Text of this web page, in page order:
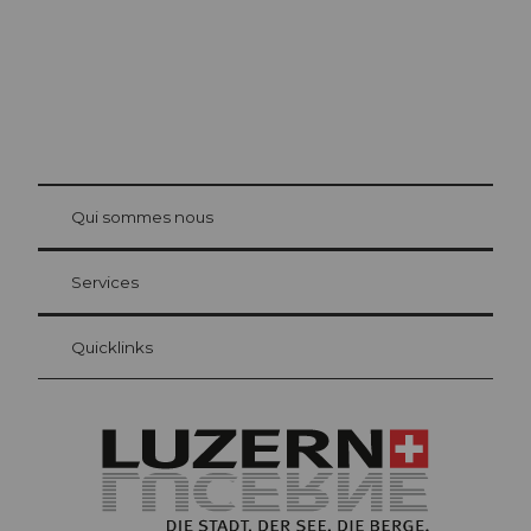
Carte d’hôte Lucerne
Vos avantages en tant qu'hôte pour la nuit
at Bre
Qui sommes nous
Services
Quicklinks